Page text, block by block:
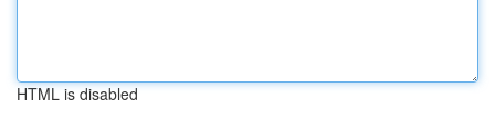
HTML is disabled